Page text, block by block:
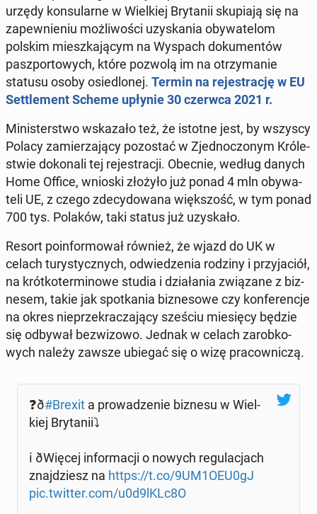
urzędy kon­su­lar­ne w Wiel­kiej Bry­ta­nii sku­pia­ją się na
za­pew­nie­niu moż­li­wo­ści uzy­ska­nia oby­wa­te­lom
polskim miesz­ka­ją­cym na Wyspach do­ku­men­tów
pasz­por­to­wych, które pozwolą im na otrzy­ma­nie
statusu osoby osie­dlo­nej. Termin na re­je­stra­cję w EU
Set­tle­ment Scheme upłynie 30 czerwca 2021 r.
Mi­ni­ster­stwo wska­za­ło też, że istotne jest, by wszyscy
Polacy za­mie­rza­ją­cy po­zo­stać w Zjed­no­czo­nym Kró­le­
stwie do­ko­na­li tej re­je­stra­cji. Obecnie, według danych
Home Office, wnioski złożyło już ponad 4 mln oby­wa­
te­li UE, z czego zde­cy­do­wa­na więk­szość, w tym ponad
700 tys. Polaków, taki status już uzy­ska­ło.
Resort po­in­for­mo­wał również, że wjazd do UK w
celach tu­ry­stycz­nych, od­wie­dze­nia rodziny i przy­ja­ciół,
na krót­ko­ter­mi­no­we studia i dzia­ła­nia zwią­za­ne z biz­
ne­sem, takie jak spo­tka­nia biz­ne­so­we czy kon­fe­ren­cje
na okres nie­prze­kra­cza­ją­cy sześciu mie­się­cy będzie
się odbywał bez­wi­zo­wo. Jednak w celach za­rob­ko­
wych należy zawsze ubiegać się o wizę pra­cow­ni­czą.
❓ð#Brexit a pro­wa­dze­nie biznesu w Wiel­
kiej Bry­ta­nii­⤵️
ℹ️ ðWię­cej in­for­ma­cji o nowych re­gu­la­cjach
znaj­dziesz na https://t.co/9UM1OEU0gJ
pic.twitter.com/u0d9lKLc8O